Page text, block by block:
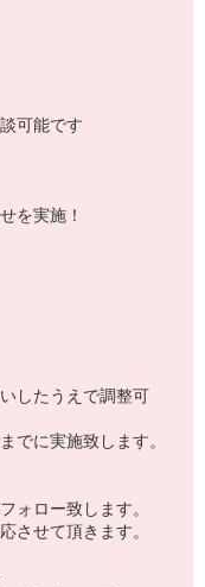
可能です
を実施！
したうえで調整可
でに実施致します。
ォロー致します。
させて頂きます。